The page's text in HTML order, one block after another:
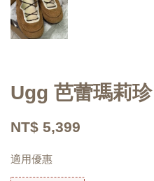
Ugg 芭蕾瑪莉珍
NT$ 5,399
適用優惠